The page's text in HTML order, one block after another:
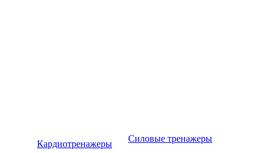
Кардиотренажеры
Силовые тренажеры